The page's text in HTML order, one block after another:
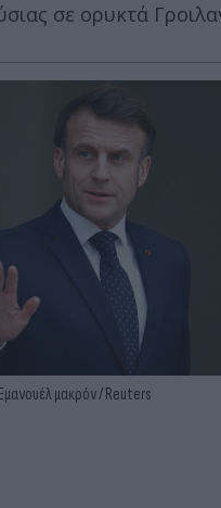
σε ορυκτά
μακρόν / Reuters